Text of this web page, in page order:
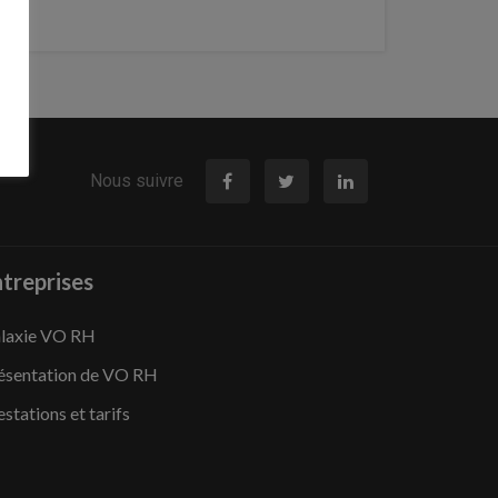
Nous suivre
VO RH
de VO RH
et tarifs